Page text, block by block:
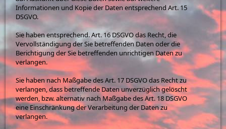
Informationen und Kopie der Daten entsprechend Art. 15
DSGVO.
Sie haben entsprechend. Art. 16 DSGVO das Recht, die
Vervollständigung der Sie betreffenden Daten oder die
Berichtigung der Sie betreffenden unrichtigen Daten zu
verlangen.
Sie haben nach Maßgabe des Art. 17 DSGVO das Recht zu
verlangen, dass betreffende Daten unverzüglich gelöscht
werden, bzw. alternativ nach Maßgabe des Art. 18 DSGVO
eine Einschränkung der Verarbeitung der Daten zu
verlangen.